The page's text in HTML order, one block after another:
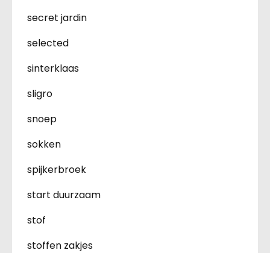
secret jardin
selected
sinterklaas
sligro
snoep
sokken
spijkerbroek
start duurzaam
stof
stoffen zakjes